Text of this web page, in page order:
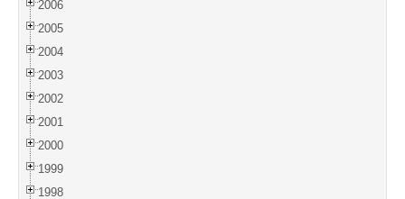
2006
2005
2004
2003
2002
2001
2000
1999
1998